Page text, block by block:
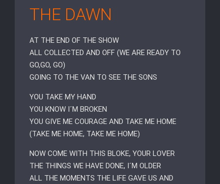
THE DAWN
AT THE END OF THE SHOW
ALL COLLECTED AND OFF (WE ARE READY TO
GO,GO, GO)
GOING TO THE VAN TO SEE THE SONS
YOU TAKE MY HAND
YOU KNOW I´M BROKEN
YOU GIVE ME COURAGE AND TAKE ME HOME
(TAKE ME HOME, TAKE ME HOME)
NOW COME WITH THIS BLOKE, YOUR LOVER
THE THINGS WE HAVE DONE, I´M OLDER
ALL THE MOMENTS THE LIFE GAVE US AND